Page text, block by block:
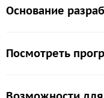
Основание
Посмотреть